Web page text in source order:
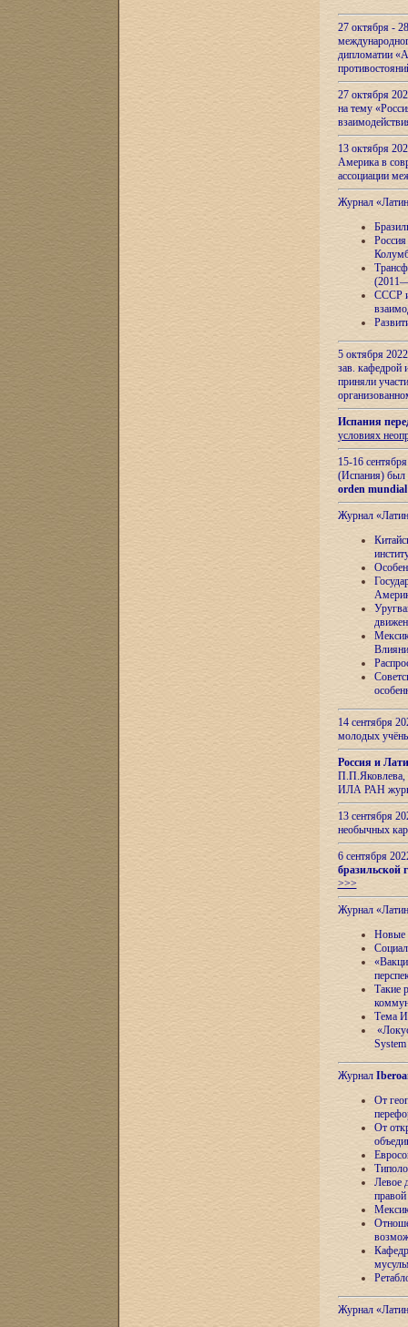
27 октября -
дипломатии
27 октября
на тему
13 октября
Америка в
ассоциации
Журнал
СССР и
5 октября
зав.
приняли
Испания
условиях
15-16
(Испания) был
orden
Журнал
14 сентября
молодых
Россия и
П.П.Яковлева,
ИЛА РАН
13 сентября
необычных
6 сентября
бразильской
>>>
Журнал
Новые
Такие
Тема
Журнал
От
От
Левое
Журнал